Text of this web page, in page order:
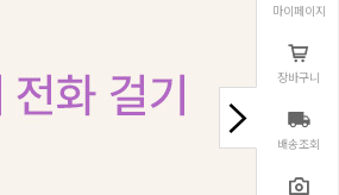
마이페이지
장바구니
배송조회